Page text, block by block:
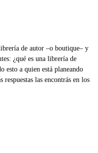
de autor –o boutique– y
¿qué es una librería de
esto a quien está planeando
respuestas las encontrás en los